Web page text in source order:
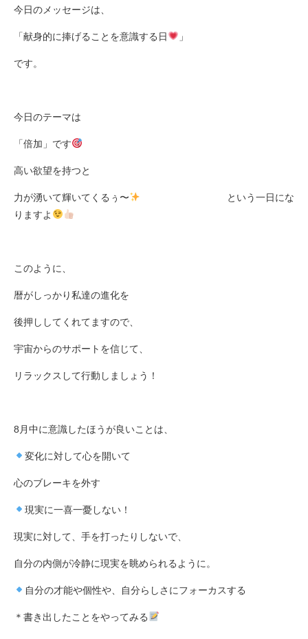
今日のメッセージは、
「献身的に捧げることを意識する日 」
です。
今日のテーマは
「倍加」です
高い欲望を持つと
力が湧いて輝いてくるぅ〜
という一日にな
りますよ
このように、
暦がしっかり私達の進化を
後押ししてくれてますので、
宇宙からのサポートを信じて、
リラックスして行動しましょう！
8月中に意識したほうが良いことは、
変化に対して心を開いて
心のブレーキを外す
現実に一喜一憂しない！
現実に対して、手を打ったりしないで、
自分の内側が冷静に現実を眺められるように。
自分の才能や個性や、自分らしさにフォーカスする
＊書き出したことをやってみる